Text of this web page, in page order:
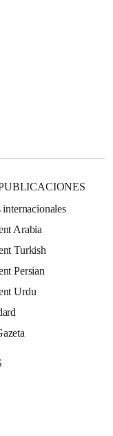
Arabia
Turkish
Persian
Urdu